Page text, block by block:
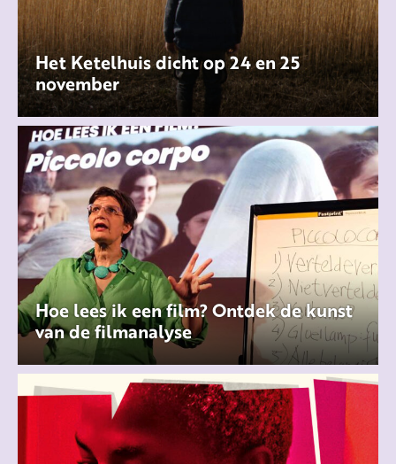
Het Ketelhuis dicht op 24 en 25
november
Hoe lees ik een film? Ontdek de kunst
van de filmanalyse